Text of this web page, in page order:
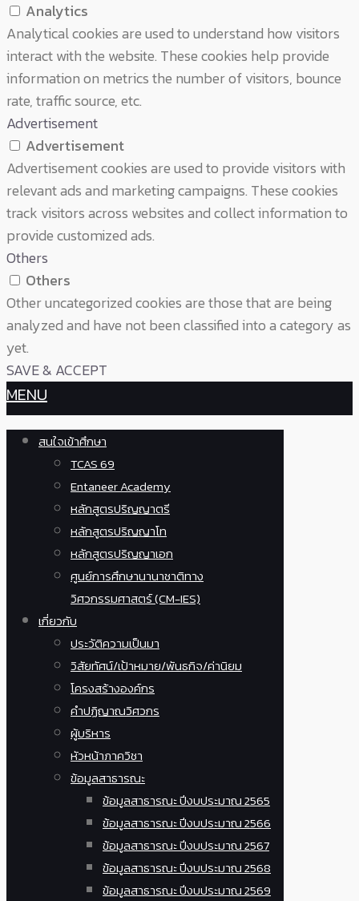
Analytics
Analytical cookies are used to understand how visitors
interact with the website. These cookies help provide
information on metrics the number of visitors, bounce
rate, traffic source, etc.
Advertisement
Advertisement
Advertisement cookies are used to provide visitors with
relevant ads and marketing campaigns. These cookies
track visitors across websites and collect information to
provide customized ads.
Others
Others
Other uncategorized cookies are those that are being
analyzed and have not been classified into a category as
yet.
SAVE & ACCEPT
MENU
สนใจเข้าศึกษา
TCAS 69
Entaneer Academy
หลักสูตรปริญญาตรี
หลักสูตรปริญญาโท
หลักสูตรปริญญาเอก
ศูนย์การศึกษานานาชาติทาง
วิศวกรรมศาสตร์ (CM-IES)
เกี่ยวกับ
ประวัติความเป็นมา
วิสัยทัศน์/เป้าหมาย/พันธกิจ/ค่านิยม
โครงสร้างองค์กร
คำปฏิญาณวิศวกร
ผู้บริหาร
หัวหน้าภาควิชา
ข้อมูลสาธารณะ
ข้อมูลสาธารณะ ปีงบประมาณ 2565
ข้อมูลสาธารณะ ปีงบประมาณ 2566
ข้อมูลสาธารณะ ปีงบประมาณ 2567
ข้อมูลสาธารณะ ปีงบประมาณ 2568
ข้อมูลสาธารณะ ปีงบประมาณ 2569